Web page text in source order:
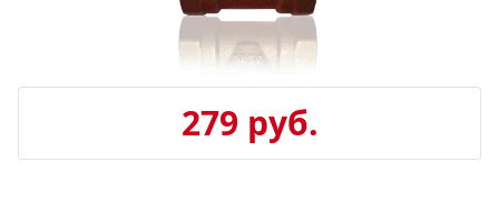
279 руб.